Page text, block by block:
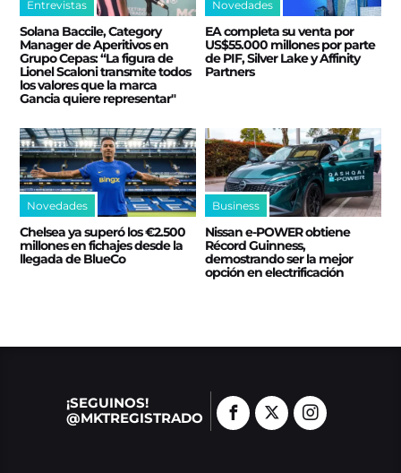
Entrevistas
Solana Baccile, Category
Manager de Aperitivos en
Grupo Cepas: “La figura de
Lionel Scaloni transmite todos
los valores que la marca
Gancia quiere representar"
Novedades
EA completa su venta por
US$55.000 millones por parte
de PIF, Silver Lake y Affinity
Partners
Novedades
Chelsea ya superó los €2.500
millones en fichajes desde la
llegada de BlueCo
Business
Nissan e‑POWER obtiene
Récord Guinness,
demostrando ser la mejor
opción en electrificación
¡SEGUINOS!
@MKTREGISTRADO